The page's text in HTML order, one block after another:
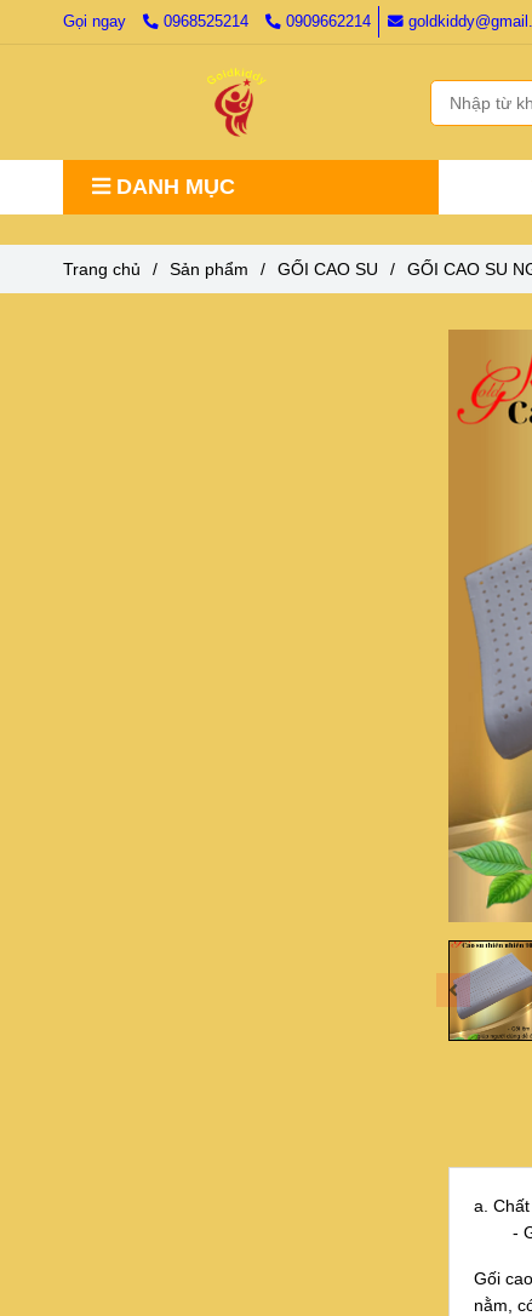
Gọi ngay 0968525214 0909662214
DANH MỤC
Trang chủ / Sản phẩm / GỐI CAO SU / GỐI CAO SU
a.
- Gối
Gối
nằm,